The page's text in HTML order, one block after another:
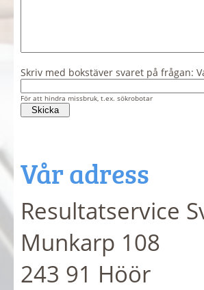
Skriv med bokstäver svaret på frågan:
För att hindra missbruk, t.ex. sökrobotar
Vår adress
Resultatservice
Munkarp 108
243 91 Höör